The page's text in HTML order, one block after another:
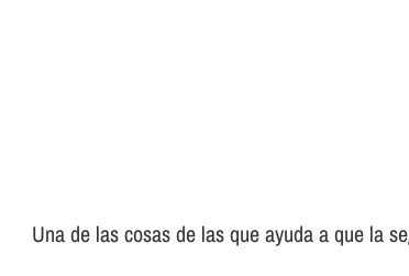
Una de las cosas de las que ayuda a que la